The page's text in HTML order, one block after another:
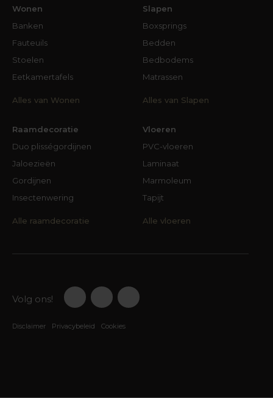
Wonen
Banken
Fauteuils
Stoelen
Eetkamertafels
Alles van Wonen
Slapen
Boxsprings
Bedden
Bedbodems
Matrassen
Alles van Slapen
Raamdecoratie
Duo plisségordijnen
Jaloezieën
Gordijnen
Insectenwering
Alle raamdecoratie
Vloeren
PVC-vloeren
Laminaat
Marmoleum
Tapijt
Alle vloeren
Volg ons!
Disclaimer Privacybeleid Cookies